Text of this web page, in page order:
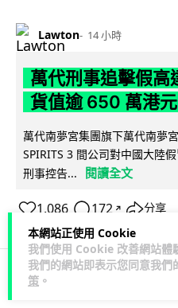
本網站正使用 Cookie
我們使用 Cookie 改善網站體
我們的網站即表示您同意我們
策 。
Lawton 14 小時
萬代刑事追擊假高
貨值逾 650 萬港
萬代南夢宮集團旗下萬代南夢
SPIRITS 3 間公司對中國大陸
刑事控告...
閱讀全文
1,086 172 ↗ 分享
人工智能